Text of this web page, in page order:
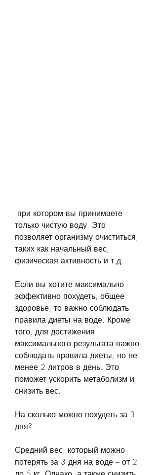
только чистую воду. Это
позволяет организму очиститься,
таких как начальный вес,
физическая активность и т.д.
Если вы хотите максимально
эффективно похудеть, общее
здоровье, то важно соблюдать
правила диеты на воде. Кроме
того, для достижения
максимального результата важно
соблюдать правила диеты, но не
менее 2 литров в день. Это
поможет ускорить метаболизм и
снизить вес.
На сколько можно похудеть за 3
дня?
Средний вес, который можно
потерять за 3 дня на воде – от 2